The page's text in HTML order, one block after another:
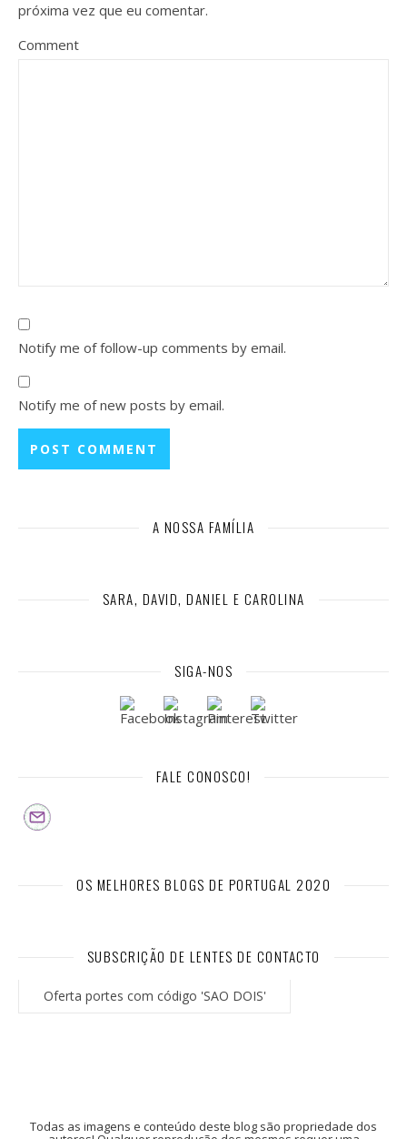
próxima vez que eu comentar.
Comment
Notify me of follow-up comments by email.
Notify me of new posts by email.
A NOSSA FAMÍLIA
SARA, DAVID, DANIEL E CAROLINA
SIGA-NOS
FALE CONOSCO!
OS MELHORES BLOGS DE PORTUGAL 2020
SUBSCRIÇÃO DE LENTES DE CONTACTO
Oferta portes com código 'SAO DOIS'
Todas as imagens e conteúdo deste blog são propriedade dos